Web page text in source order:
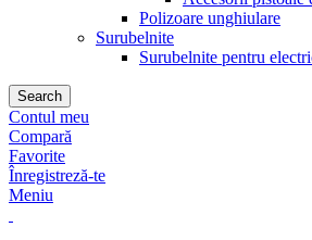
Polizoare unghiulare
Surubelnite
Surubelnite pentru
Search
Contul meu
Compară
Favorite
Înregistreză-te
Meniu